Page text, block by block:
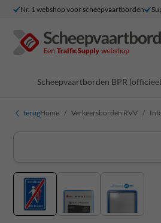
Nr. 1 webshop voor scheepvaartborden
Scheepvaartborden BPR
terugHome Verkeersborden RVV